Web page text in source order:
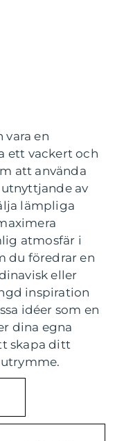
vara en
ett vackert och
att använda
av
lämpliga
atmosfär i
du föredrar en
eller
inspiration
idéer som en
dina egna
skapa ditt